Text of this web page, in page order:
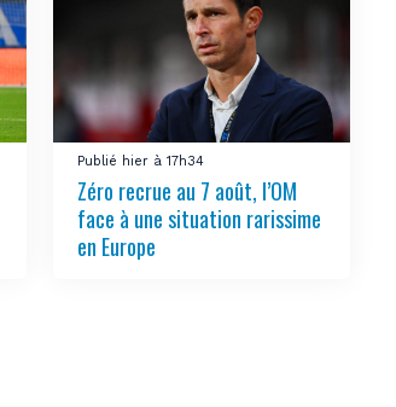
Publié hier à 17h34
Zéro recrue au 7 août, l’OM
face à une situation rarissime
en Europe